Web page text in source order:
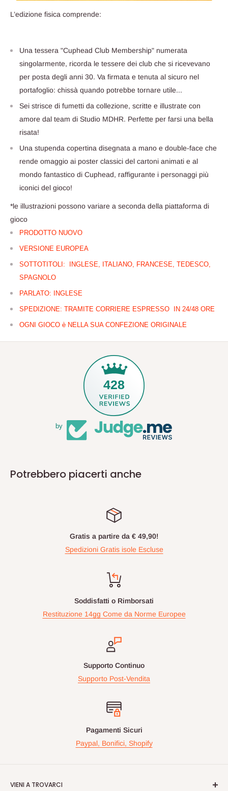
L’edizione fisica comprende:
Una tessera "Cuphead Club Membership" numerata
singolarmente, ricorda le tessere dei club che si ricevevano
per posta degli anni 30. Va firmata e tenuta al sicuro nel
portafoglio: chissà quando potrebbe tornare utile...
Sei strisce di fumetti da collezione, scritte e illustrate con
amore dal team di Studio MDHR. Perfette per farsi una bella
risata!
Una stupenda copertina disegnata a mano e double-face che
rende omaggio ai poster classici del cartoni animati e al
mondo fantastico di Cuphead, raffigurante i personaggi più
iconici del gioco!
*le illustrazioni possono variare a seconda della piattaforma di
gioco
PRODOTTO NUOVO
VERSIONE EUROPEA
SOTTOTITOLI: INGLESE, ITALIANO, FRANCESE, TEDESCO,
SPAGNOLO
PARLATO: INGLESE
SPEDIZIONE: TRAMITE CORRIERE ESPRESSO IN 24/48 ORE
OGNI GIOCO è NELLA SUA CONFEZIONE ORIGINALE
428
by
Potrebbero piacerti anche
Gratis a partire da € 49,90!
Spedizioni Gratis isole Escluse
Soddisfatti o Rimborsati
Restituzione 14gg Come da Norme Europee
Supporto Continuo
Supporto Post-Vendita
Pagamenti Sicuri
Paypal, Bonifici, Shopify
VIENI A TROVARCI